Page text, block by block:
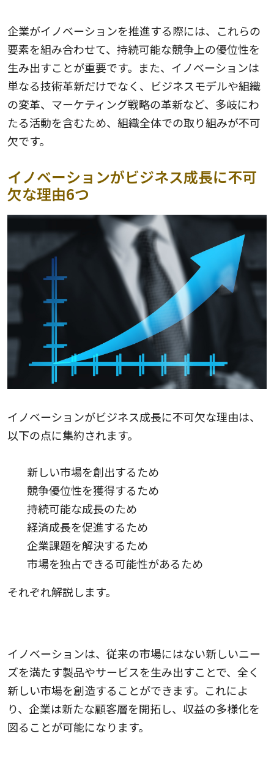
企業がイノベーションを推進する際には、これらの
要素を組み合わせて、持続可能な競争上の優位性を
生み出すことが重要です。また、イノベーションは
単なる技術革新だけでなく、ビジネスモデルや組織
の変革、マーケティング戦略の革新など、多岐にわ
たる活動を含むため、組織全体での取り組みが不可
欠です。
イノベーションがビジネス成長に不可
欠な理由6つ
イノベーションがビジネス成長に不可欠な理由は、
以下の点に集約されます。
新しい市場を創出するため
競争優位性を獲得するため
持続可能な成長のため
経済成長を促進するため
企業課題を解決するため
市場を独占できる可能性があるため
それぞれ解説します。
イノベーションは、従来の市場にはない新しいニー
ズを満たす製品やサービスを生み出すことで、全く
新しい市場を創造することができます。これによ
り、企業は新たな顧客層を開拓し、収益の多様化を
図ることが可能になります。